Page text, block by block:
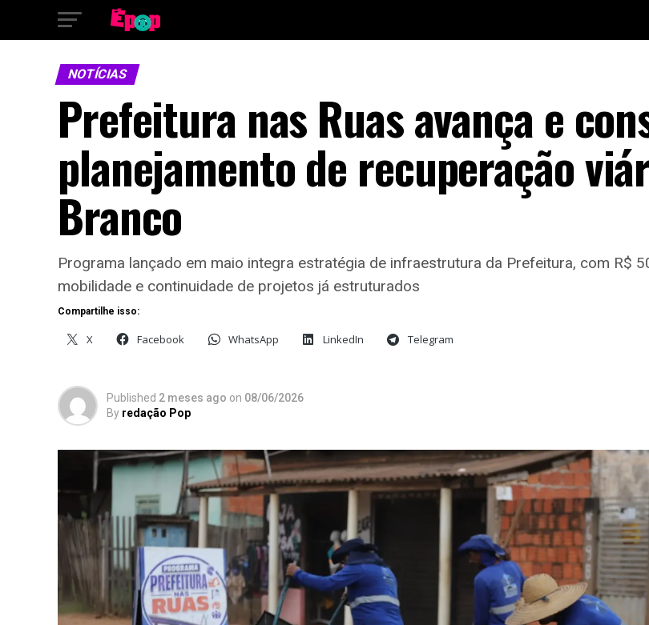
NOTÍCIAS
Prefeitura nas Ruas avança e
planejamento de recuperação
Branco
Programa lançado em maio integra estratégia de infraestrutura da Prefeitura, com R$
mobilidade e continuidade de projetos já estruturados
Compartilhe isso:
X Facebook WhatsApp LinkedIn Telegram
Published 2 meses ago on 08/06/2026
By redação Pop